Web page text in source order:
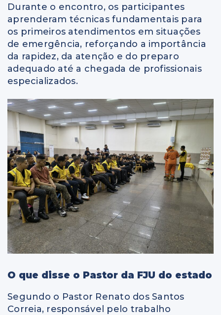
Durante o encontro, os participantes
aprenderam técnicas fundamentais para
os primeiros atendimentos em situações
de emergência, reforçando a importância
da rapidez, da atenção e do preparo
adequado até a chegada de profissionais
especializados.
O que disse o Pastor da FJU do estado
Segundo o Pastor Renato dos Santos
Correia, responsável pelo trabalho